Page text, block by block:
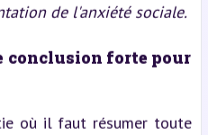
de l'anxiété sociale.
conclusion forte pour
où il faut résumer toute